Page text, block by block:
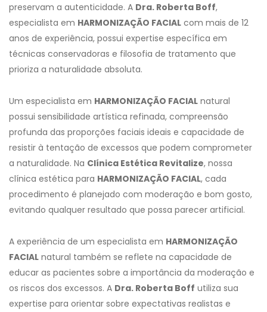
preservam a autenticidade. A Dra. Roberta Boff,
especialista em HARMONIZAÇÃO FACIAL com mais de 12
anos de experiência, possui expertise específica em
técnicas conservadoras e filosofia de tratamento que
prioriza a naturalidade absoluta.
Um especialista em HARMONIZAÇÃO FACIAL natural
possui sensibilidade artística refinada, compreensão
profunda das proporções faciais ideais e capacidade de
resistir à tentação de excessos que podem comprometer
a naturalidade. Na Clínica Estética Revitalize, nossa
clínica estética para HARMONIZAÇÃO FACIAL, cada
procedimento é planejado com moderação e bom gosto,
evitando qualquer resultado que possa parecer artificial.
A experiência de um especialista em HARMONIZAÇÃO
FACIAL natural também se reflete na capacidade de
educar as pacientes sobre a importância da moderação e
os riscos dos excessos. A Dra. Roberta Boff utiliza sua
expertise para orientar sobre expectativas realistas e